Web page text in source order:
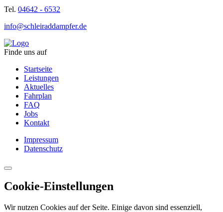
Tel. 04642 - 6532
info@schleiraddampfer.de
Finde uns auf
Startseite
Leistungen
Aktuelles
Fahrplan
FAQ
Jobs
Kontakt
Impressum
Datenschutz
Cookie-Einstellungen
Wir nutzen Cookies auf der Seite. Einige davon sind essenziell,